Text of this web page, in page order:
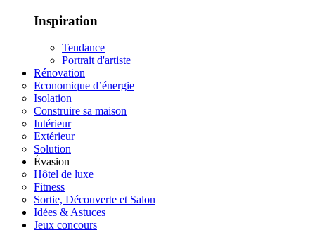
Inspiration
Tendance
Portrait d'artiste
Rénovation
Economique d’énergie
Isolation
Construire sa maison
Intérieur
Extérieur
Solution
Évasion
Hôtel de luxe
Fitness
Sortie, Découverte et Salon
Idées & Astuces
Jeux concours